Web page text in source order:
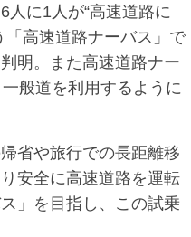
人に1人が“高速道路に
「高速道路ナーバス」で
明。また高速道路ナー
般道を利用するように
省や旅行での長距離移
安全に高速道路を運転
」を目指し、この試乗